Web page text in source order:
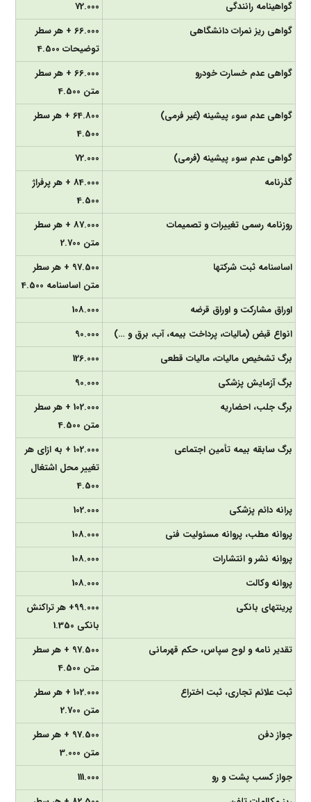
گواهینامه رانندگی
72.000
گواهی ریز نمرات دانشگاهی
66.000 + هر سطر
توضیحات 4.500
گواهی عدم خسارت خودرو
66.000 + هر سطر
متن 4.500
گواهی عدم سوء پیشینه (غیر فرمی)
64.800 + هر سطر
4.500
گواهی عدم سوء پیشینه (فرمی)
72.000
گذرنامه
84.000 + هر پرفراژ
4.500
روزنامه رسمی تغییرات و تصمیمات
87.000 + هر سطر
متن 2.700
اساسنامه ثبت شرکت­ها
97.500 + هر سطر
متن اساسنامه 4.500
اوراق مشارکت و اوراق قرضه
108.000
انواع قبض (مالیات، پرداخت بیمه، آب، برق و …)
90.000
برگ تشخیص مالیات، مالیات قطعی
126.000
برگ آزمایش پزشکی
90.000
برگ جلب، احضاریه
102.000 + هر سطر
متن 4.500
برگ سابقه بیمه تأمین اجتماعی
102.000 + به ازای هر
تغییر محل اشتغال
4.500
پرانه دائم پزشکی
102.000
پروانه مطب، پروانه مسئولیت فنی
108.000
پروانه نشر و انتشارات
108.000
پروانه وکالت
108.000
پرینت­های بانکی
99.000+ هر تراکنش
بانکی 1.350
تقدیر نامه و لوح سپاس، حکم قهرمانی
97.500 + هر سطر
متن 4.500
ثبت علائم تجاری، ثبت اختراع
102.000 + هر سطر
متن 2.700
جواز دفن
97.500 + هر سطر
متن 3.000
جواز کسب پشت و رو
111.000